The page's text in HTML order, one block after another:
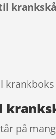
krankboks
på